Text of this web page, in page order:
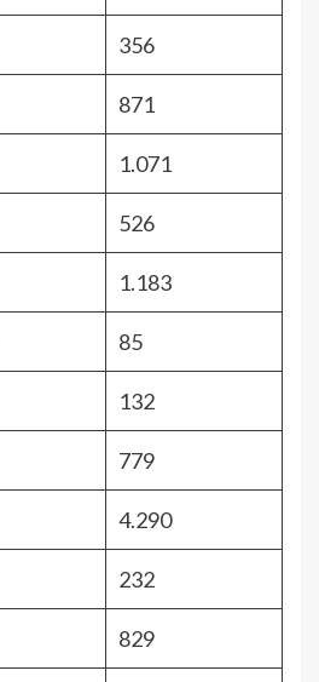
356
871
1.071
526
1.183
85
132
779
4.290
232
829